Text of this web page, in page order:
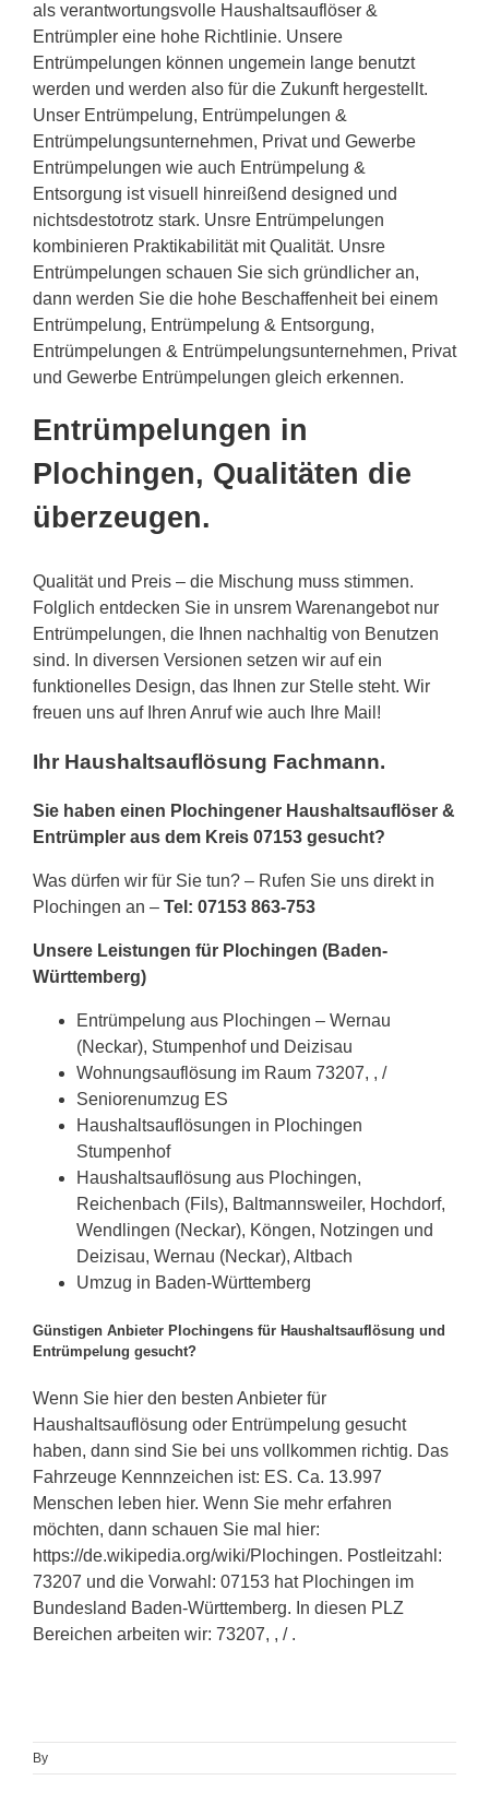
als verantwortungsvolle Haushaltsauflöser &
Entrümpler eine hohe Richtlinie. Unsere
Entrümpelungen können ungemein lange benutzt
werden und werden also für die Zukunft hergestellt.
Unser Entrümpelung, Entrümpelungen &
Entrümpelungsunternehmen, Privat und Gewerbe
Entrümpelungen wie auch Entrümpelung &
Entsorgung ist visuell hinreißend designed und
nichtsdestotrotz stark. Unsre Entrümpelungen
kombinieren Praktikabilität mit Qualität. Unsre
Entrümpelungen schauen Sie sich gründlicher an,
dann werden Sie die hohe Beschaffenheit bei einem
Entrümpelung, Entrümpelung & Entsorgung,
Entrümpelungen & Entrümpelungsunternehmen, Privat
und Gewerbe Entrümpelungen gleich erkennen.
Entrümpelungen in
Plochingen, Qualitäten die
überzeugen.
Qualität und Preis – die Mischung muss stimmen.
Folglich entdecken Sie in unsrem Warenangebot nur
Entrümpelungen, die Ihnen nachhaltig von Benutzen
sind. In diversen Versionen setzen wir auf ein
funktionelles Design, das Ihnen zur Stelle steht. Wir
freuen uns auf Ihren Anruf wie auch Ihre Mail!
Ihr Haushaltsauflösung Fachmann.
Sie haben einen Plochingener Haushaltsauflöser &
Entrümpler aus dem Kreis 07153 gesucht?
Was dürfen wir für Sie tun? – Rufen Sie uns direkt in
Plochingen an – Tel: 07153 863-753
Unsere Leistungen für Plochingen (Baden-
Württemberg)
Entrümpelung aus Plochingen – Wernau
(Neckar), Stumpenhof und Deizisau
Wohnungsauflösung im Raum 73207, , /
Seniorenumzug ES
Haushaltsauflösungen in Plochingen
Stumpenhof
Haushaltsauflösung aus Plochingen,
Reichenbach (Fils), Baltmannsweiler, Hochdorf,
Wendlingen (Neckar), Köngen, Notzingen und
Deizisau, Wernau (Neckar), Altbach
Umzug in Baden-Württemberg
Günstigen Anbieter Plochingens für Haushaltsauflösung und
Entrümpelung gesucht?
Wenn Sie hier den besten Anbieter für
Haushaltsauflösung oder Entrümpelung gesucht
haben, dann sind Sie bei uns vollkommen richtig. Das
Fahrzeuge Kennnzeichen ist: ES. Ca. 13.997
Menschen leben hier. Wenn Sie mehr erfahren
möchten, dann schauen Sie mal hier:
https://de.wikipedia.org/wiki/Plochingen. Postleitzahl:
73207 und die Vorwahl: 07153 hat Plochingen im
Bundesland Baden-Württemberg. In diesen PLZ
Bereichen arbeiten wir: 73207, , / .
By